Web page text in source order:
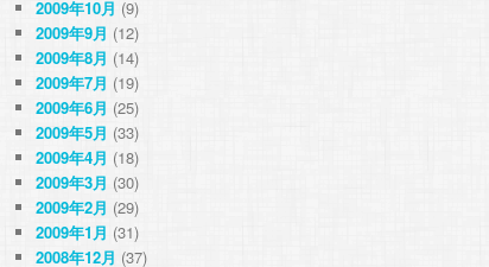
2009年10月 (9)
2009年9月 (12)
2009年8月 (14)
2009年7月 (19)
2009年6月 (25)
2009年5月 (33)
2009年4月 (18)
2009年3月 (30)
2009年2月 (29)
2009年1月 (31)
2008年12月 (37)